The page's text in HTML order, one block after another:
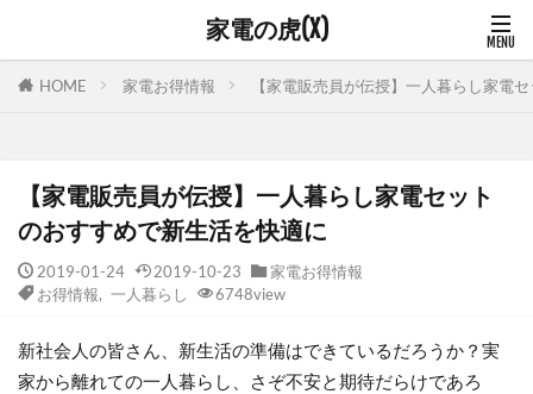
家電の虎(X)
HOME 家電お得情報 【家電販売員が伝授】一人暮らし家電
【家電販売員が伝授】一人暮らし家電セット
のおすすめで新生活を快適に
2019-01-24 2019-10-23
家電お得情報
お得情報
一人暮らし 6748view
新社会人の皆さん、新生活の準備はできているだろうか？実
家から離れての一人暮らし、さぞ不安と期待だらけであろ